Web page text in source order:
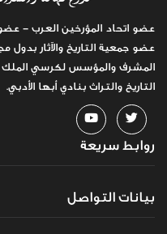
عضو اتحاد المؤرخين العرب - عضو
عضو جمعية التاريخ والآثار
المشرف والمؤسس لكرسي الملك
التاريخ والتراث بنادي أبها الأدبي.
روابط سريعة
بيانات التواصل